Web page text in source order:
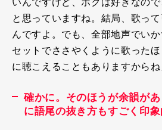
と思っていますね。結局、歌っ
んですよ。でも、全部地声でい
セットでささやくように歌った
に聴こえることもありますからね
確かに。そのほうが余韻が
に語尾の抜き方もすごく印象